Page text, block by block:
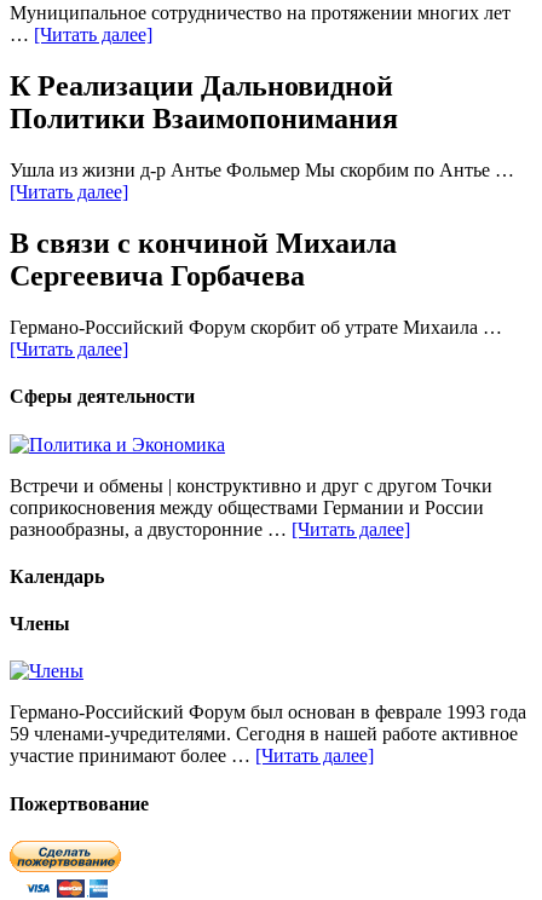
Муниципальное сотрудничество на протяжении многих лет
… [Читать далее]
К Реализации Дальновидной
Политики Взаимопонимания
Ушла из жизни д-р Антье Фольмер Мы скорбим по Антье …
[Читать далее]
В связи с кончиной Михаила
Сергеевича Горбачева
Германо-Российский Форум скорбит об утрате Михаила …
[Читать далее]
Сферы деятельности
Встречи и обмены | конструктивно и друг с другом Точки
соприкосновения между обществами Германии и России
разнообразны, а двусторонние … [Читать далее]
Календарь
Члены
Германо-Российский Форум был основан в феврале 1993 года
59 членами-учредителями. Сегодня в нашей работе активное
участие принимают более … [Читать далее]
Пожертвование